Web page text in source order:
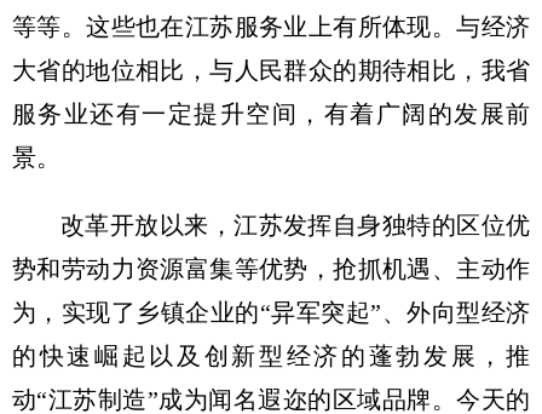
等等。这些也在江苏服务业上有所体现。与经济
大省的地位相比，与人民群众的期待相比，我省
服务业还有一定提升空间，有着广阔的发展前
景。
改革开放以来，江苏发挥自身独特的区位优
势和劳动力资源富集等优势，抢抓机遇、主动作
为，实现了乡镇企业的“异军突起”、外向型经济
的快速崛起以及创新型经济的蓬勃发展，推
动“江苏制造”成为闻名遐迩的区域品牌。今天的